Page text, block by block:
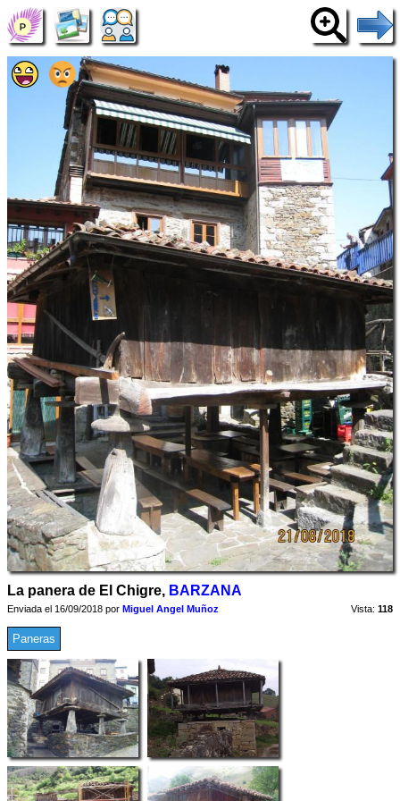
La panera de El Chigre, BARZANA
Enviada el 16/09/2018 por Miguel Angel Muñoz Vista: 118
Paneras